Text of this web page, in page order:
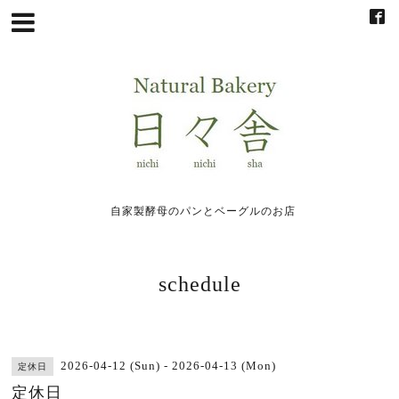
自家製酵母のパンとベーグルのお店
schedule
定休日 2026-04-12 (Sun) - 2026-04-13 (Mon)
定休日